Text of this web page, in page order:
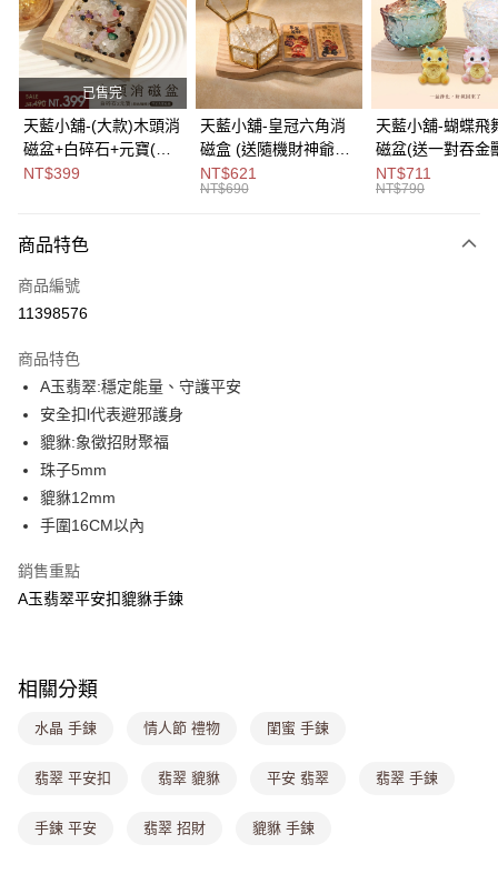
Apple Pay
街口支付
悠遊付
Google Pay
【大哥付你分期使用說明】
2.付款方式選擇「大哥付你分期」，訂單成立後會自動跳轉到大哥付的交易
流程，驗證手機門號後，選擇欲分期的期數、繳款截止日，確認付款後即完
3.實際核准額度、可分期數及費用金額請依後續交易確認頁面所載為準。
4.訂單成立30分鐘內，如未前往確認交易或遇審核未通過，訂單將自動取
消。如遇「轉專審核」未通過狀況，表示未達大哥付你分期系統評分，恕無
法說明評估內容。
1.分期款項不併入電信帳單，「大哥付你分期」於每月結算日後寄送繳費提
醒簡訊。
2.透過簡訊連結打開帳單後，可選擇「超商條碼／台灣大直營門市／銀行轉
帳／街口支付／iPASS MONEY」等通路繳費。
1.本服務係由「台灣大哥大股份有限公司」（以下簡稱本公司）所提供，讓
用戶於交易時，得透過本服務購買商品或服務，並由商店將買賣／分期付款
買賣價金債權讓與本公司後，依約使用本公司帳單繳交帳款。
3.完整用戶服務條款，請詳閱以下連結：
運送方式
全家取貨付款
每筆NT$80，滿NT$699(含以上)免運費
付款後全家取貨
萊爾富取貨付款
每筆NT$8,888，滿NT$8,888(含以上)免運費
付款後萊爾富取貨
每筆NT$8,888，滿NT$8,888(含以上)免運費
宅配
已售完
天藍小舖-(大款)木頭消
磁盆+白碎石+元寶(顏
色隨機)-單1
NT$399
天藍小舖-皇冠六角消
磁盒 (送隨機財神爺小
卡)-單1
款-$690【A31310122
NT$621
NT$690
天藍小舖-蝴蝶飛
磁盆(送一對吞金
1
款-$790【
NT$711
NT$790
商品特色
商品編號
11398576
商品特色
A玉翡翠:穩定能量、守護平安
安全扣l代表避邪護身
貔貅:象徵招財聚福
珠子5mm
貔貅12mm
手圍16CM以內
銷售重點
A玉翡翠平安扣貔貅手鍊
相關分類
水晶 手鍊 情人節 禮物 閨蜜 手鍊
翡翠 平安扣 翡翠 貔貅 平安 翡翠 翡翠 手鍊
手鍊 平安 翡翠 招財 貔貅 手鍊